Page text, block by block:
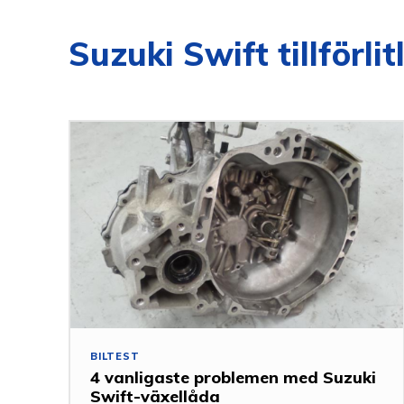
Suzuki Swift
BILTEST
4 vanligaste problemen med Suzuki
Swift-växellåda